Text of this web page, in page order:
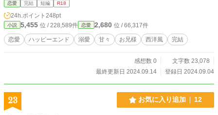
恋愛 完結 短編 R18
24h.ポイント 248pt
小説 5,455 位 / 228,589件 恋愛 2,680 位 / 66,317件
恋愛 ハッピーエンド 溺愛 甘々 お兄様 西洋風 完結
感想数 0
文字数 23,078
最終更新日 2024.09.14
登録日 2024.09.04
23 お気に入り追加 12